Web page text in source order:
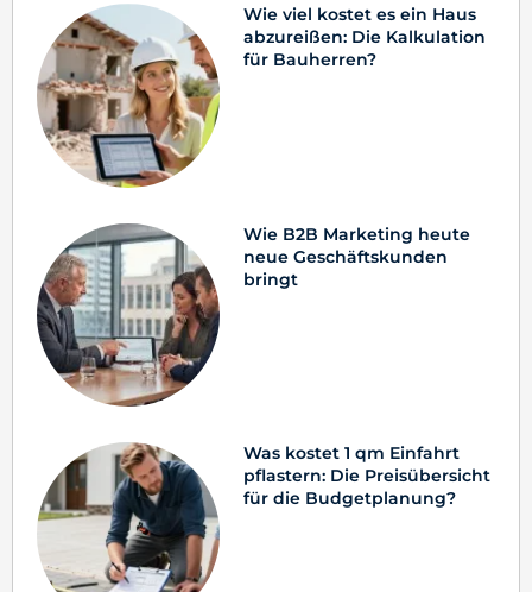
Wie viel kostet es ein Haus
abzureißen: Die Kalkulation
für Bauherren?
Wie B2B Marketing heute
neue Geschäftskunden
bringt
Was kostet 1 qm Einfahrt
pflastern: Die Preisübersicht
für die Budgetplanung?